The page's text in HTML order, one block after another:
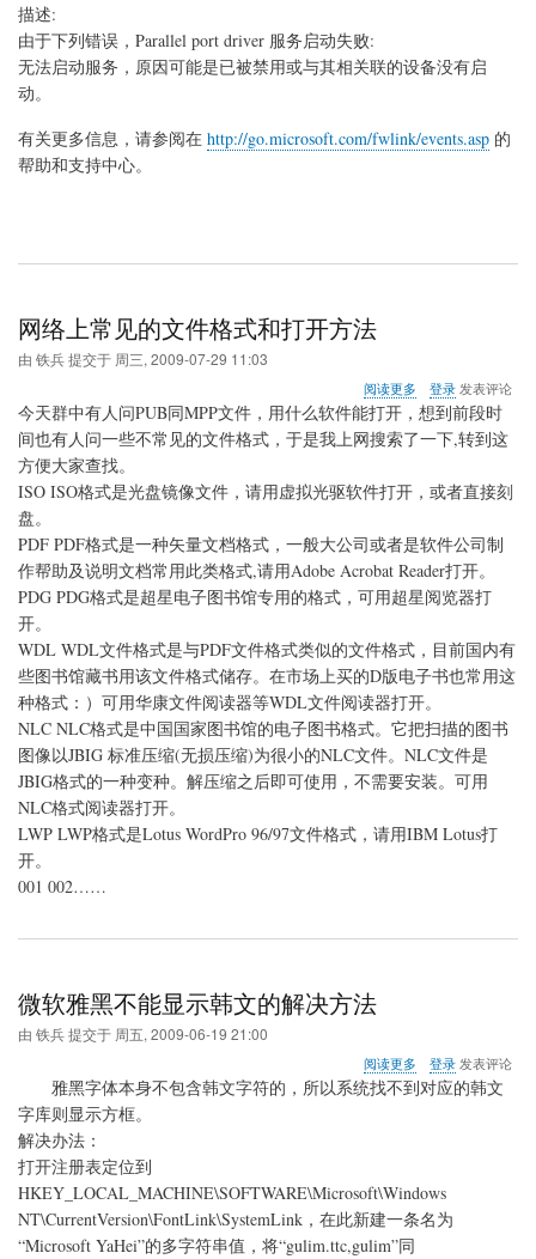
描述:
由于下列错误，Parallel port driver 服务启动失败:
无法启动服务，原因可能是已被禁用或与其相关联的设备没有启
动。
有关更多信息，请参阅在 http://go.microsoft.com/fwlink/events.asp 的
帮助和支持中心。
网络上常见的文件格式和打开方法
由 铁兵提交于 周三, 2009-07-29 11:03
阅读更多
于
网
文
件
格
式
打
开
法
登录发表评论
今天群中有人问PUB同MPP文件，用什么软件能打开，想到前段时
间也有人问一些不常见的文件格式，于是我上网搜索了一下,转到这
方便大家查找。
ISO ISO格式是光盘镜像文件，请用虚拟光驱软件打开，或者直接刻
盘。
PDF PDF格式是一种矢量文档格式，一般大公司或者是软件公司制
作帮助及说明文档常用此类格式,请用Adobe Acrobat Reader打开。
PDG PDG格式是超星电子图书馆专用的格式，可用超星阅览器打
开。
WDL WDL文件格式是与PDF文件格式类似的文件格式，目前国内有
些图书馆藏书用该文件格式储存。在市场上买的D版电子书也常用这
种格式：）可用华康文件阅读器等WDL文件阅读器打开。
NLC NLC格式是中国国家图书馆的电子图书格式。它把扫描的图书
图像以JBIG 标准压缩(无损压缩)为很小的NLC文件。NLC文件是
JBIG格式的一种变种。解压缩之后即可使用，不需要安装。可用
NLC格式阅读器打开。
LWP LWP格式是Lotus WordPro 96/97文件格式，请用IBM Lotus打
开。
001 002……
微软雅黑不能显示韩文的解决方法
由 铁兵提交于 周五, 2009-06-19 21:00
阅读更多
于
微
能
显
登录发表评论
雅黑字体本身不包含韩文字符的，所以系统找不到对应的韩文
字库则显示方框。
解决办法：
打开注册表定位到
HKEY_LOCAL_MACHINE\SOFTWARE\Microsoft\Windows
NT\CurrentVersion\FontLink\SystemLink，在此新建一条名为
“Microsoft YaHei”的多字符串值，将“gulim.ttc,gulim”同